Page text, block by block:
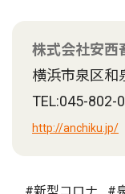
株式会社安西
横浜市泉区和
TEL:045-802-
http://anchiku.jp/
#新型コロナ #